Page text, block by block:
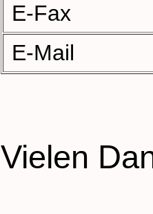
E-Fax
E-Mail
Vielen